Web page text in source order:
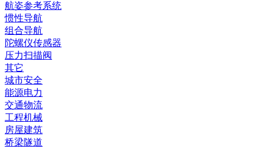
航姿参考系统
惯性导航
组合导航
陀螺仪传感器
压力扫描阀
其它
城市安全
能源电力
交通物流
工程机械
房屋建筑
桥梁隧道